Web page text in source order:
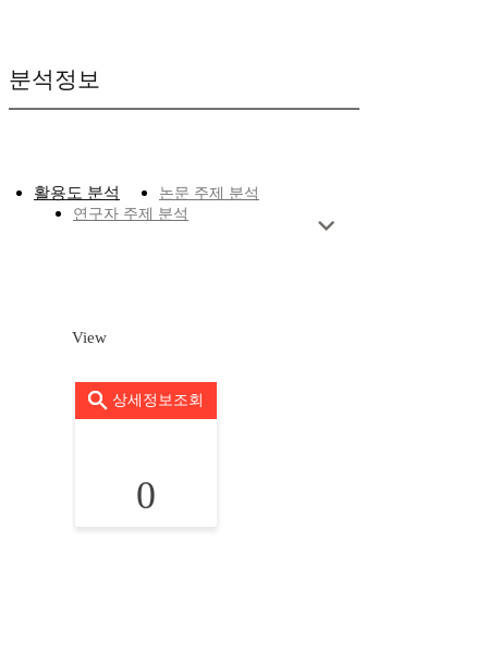
분석정보
활용도 분석
논문 주제 분석
연구자 주제 분석
View
상세정보조회
0